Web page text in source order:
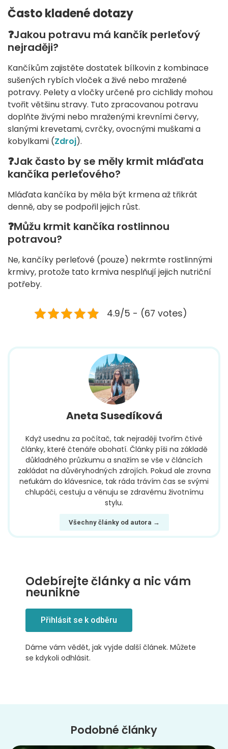
Často kladené dotazy
❓Jakou potravu má kančík perleťový
nejraději?
Kančíkům zajistěte dostatek bílkovin z kombinace
sušených rybích vloček a živé nebo mražené
potravy. Pelety a vločky určené pro cichlidy mohou
tvořit většinu stravy. Tuto zpracovanou potravu
doplňte živými nebo mraženými krevními červy,
slanými krevetami, cvrčky, ovocnými muškami a
kobylkami (Zdroj).
❓Jak často by se měly krmit mláďata
kančíka perleťového?
Mláďata kančíka by měla být krmena až třikrát
denně, aby se podpořil jejich růst.
❓Můžu krmit kančíka rostlinnou
potravou?
Ne, kančíky perleťové (pouze) nekrmte rostlinnými
krmivy, protože tato krmiva nesplňují jejich nutriční
potřeby.
4.9/5 - (67 votes)
Aneta Susedíková
Když usednu za počítač, tak nejraději tvořím čtivé
články, které čtenáře obohatí. Články píši na základě
důkladného průzkumu a snažím se vše v článcích
zakládat na důvěryhodných zdrojích. Pokud ale zrovna
neťukám do klávesnice, tak ráda trávím čas se svými
chlupáči, cestuju a věnuju se zdravému životnímu
stylu.
Všechny články od autora →
Odebírejte články a nic vám
neunikne
Přihlásit se k odběru
Dáme vám vědět, jak vyjde další článek. Můžete
se kdykoli odhlásit.
Podobné články